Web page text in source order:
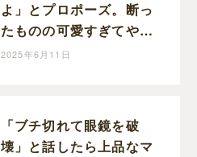
よ」とプロポーズ。断っ
たものの可愛すぎてやっ
ぱり結婚したくなった｜
2025年6月11日
「ブチ切れて眼鏡を破
壊」と話したら上品なマ